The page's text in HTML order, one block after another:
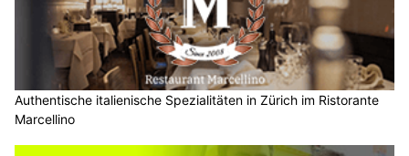
Authentische italienische Spezialitäten in Zürich im Ristorante
Marcellino